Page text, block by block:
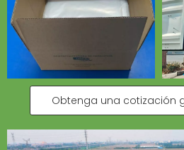
Obtenga una cotización